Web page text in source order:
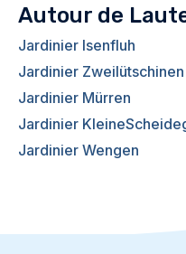
Autour de
Jardinier Isenfluh
Jardinier Zweilütschinen
Jardinier Mürren
Jardinier
Jardinier Wengen